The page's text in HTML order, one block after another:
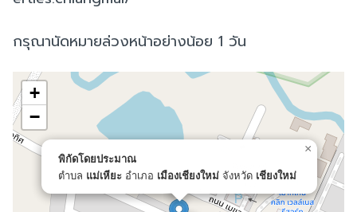
กรุณานัดหมายล่วงหน้าอย่างน้อย 1 วัน
พิกัดโดยประมาณ
ตำบล แม่เหียะ อำเภอ เมืองเชียงใหม่ จังหวัด เชียงใหม่
×
+
−